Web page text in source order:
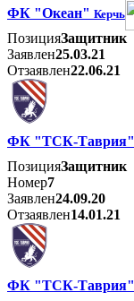
ФК "Океан" Керчь
ПозицияЗащитник
Заявлен25.03.21
Отзаявлен22.06.21
ФК "ТСК-Таврия"
ПозицияЗащитник
Номер7
Заявлен24.09.20
Отзаявлен14.01.21
ФК "ТСК-Таврия"